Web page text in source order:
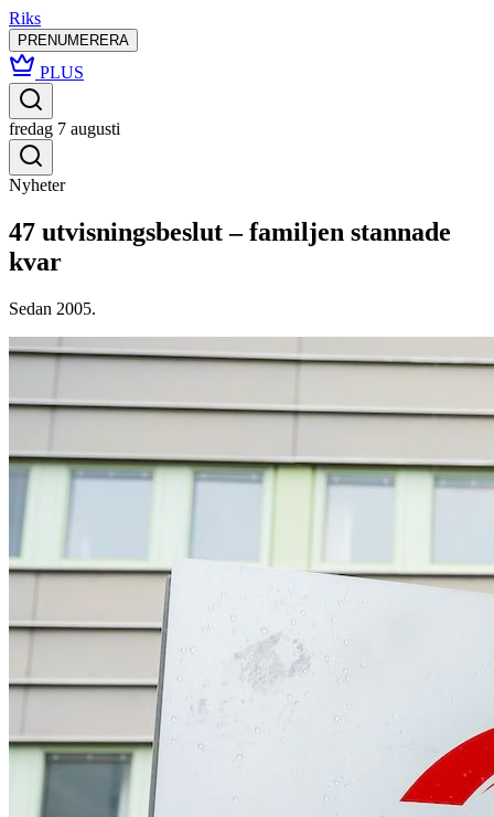
Riks
PRENUMERERA
PLUS
fredag 7 augusti
Nyheter
47 utvisningsbeslut – familjen stannade
kvar
Sedan 2005.